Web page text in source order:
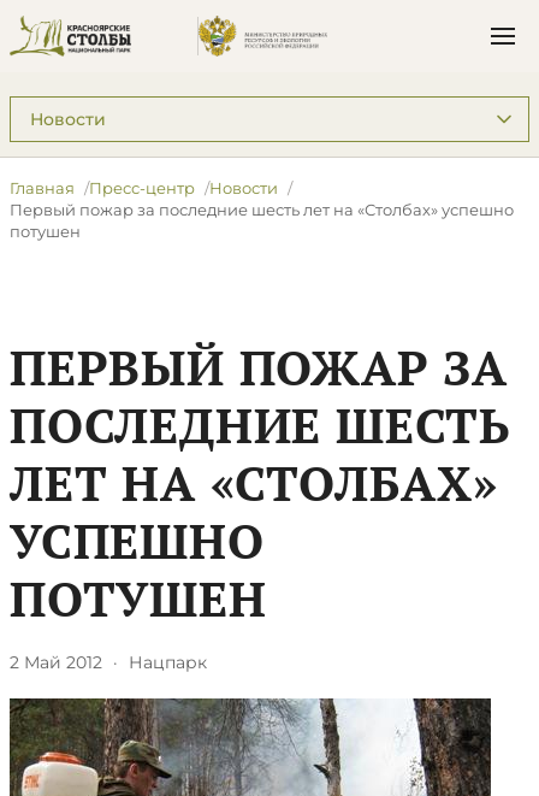
Подразделы: Пресс-центр
Главная Пресс-центр
Новости
Первый пожар за последние шесть лет на «Столбах» успешно
потушен
ПЕРВЫЙ ПОЖАР ЗА
ПОСЛЕДНИЕ ШЕСТЬ
ЛЕТ НА «СТОЛБАХ»
УСПЕШНО
ПОТУШЕН
2 Май 2012 · Нацпарк